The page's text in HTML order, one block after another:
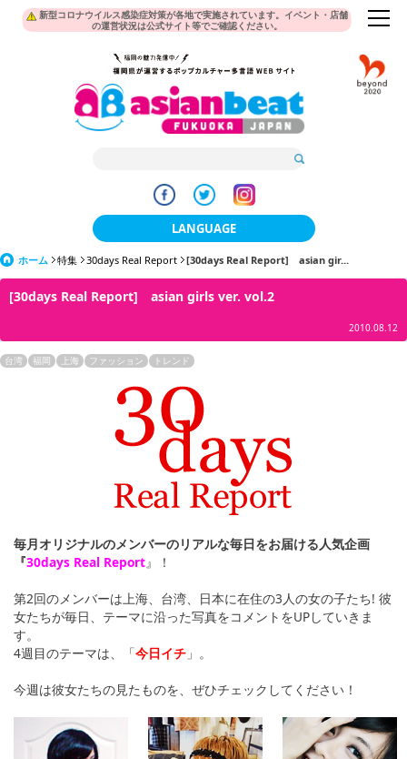
新型コロナウイルス感染症対策が各地で実施されています。イベント・店舗
の運営状況は公式サイト等でご確認ください。
LANGUAGE
日本語
한국어
繁體中文
English
ภาษาไทย
tiéng Viêt
ホーム 特集 30days Real Report [30days Real Report] asian gir...
[30days Real Report] asian girls ver. vol.2
2010.08.12
台湾 福岡 上海 ファッション トレンド
毎月オリジナルのメンバーのリアルな毎日をお届ける人気企画
『30days Real Report』！
第2回のメンバーは上海、台湾、日本に在住の3人の女の子たち! 彼
女たちが毎日、テーマに沿った写真をコメントをUPしていきま
す。
4週目のテーマは、「今日イチ 」。
今週は彼女たちの見たものを、ぜひチェックしてください！